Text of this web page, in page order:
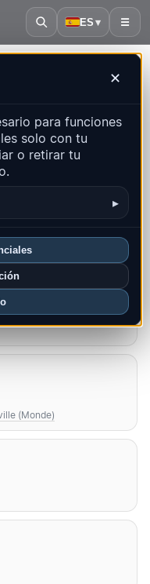
ES ▾ ☰
✕
para funciones
solo con tu
o retirar tu
▸
recientes
en este país
Regiones principales
(Monde)